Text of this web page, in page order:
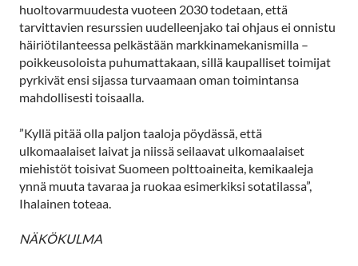
huoltovarmuudesta vuoteen 2030 todetaan, että
tarvittavien resurssien uudelleenjako tai ohjaus ei onnistu
häiriötilanteessa pelkästään markkinamekanismilla –
poikkeusoloista puhumattakaan, sillä kaupalliset toimijat
pyrkivät ensi sijassa turvaamaan oman toimintansa
mahdollisesti toisaalla.
”Kyllä pitää olla paljon taaloja pöydässä, että
ulkomaalaiset laivat ja niissä seilaavat ulkomaalaiset
miehistöt toisivat Suomeen polttoaineita, kemikaaleja
ynnä muuta tavaraa ja ruokaa esimerkiksi sotatilassa”,
Ihalainen toteaa.
NÄKÖKULMA